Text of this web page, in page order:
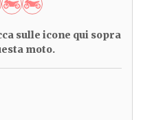
sulle icone qui sopra
moto.